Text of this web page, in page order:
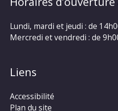
Lundi, mardi et jeudi : de
Mercredi et vendredi : de
Liens
Accessibilité
Plan du site